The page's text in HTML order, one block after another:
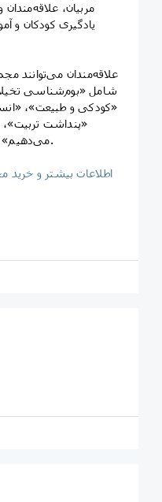
مربیان،
یادگیری کودکان و
شامل «بوم‌شناسی
«کودکی و طبیعت»،
«پنداشت تربیت»،
می‌دهیم» را با تخفیف ۲۰ درصدی تهیه کنند.